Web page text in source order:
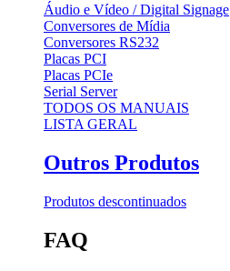
Áudio e Vídeo / Digital Signage
Conversores de Mídia
Conversores RS232
Placas PCI
Placas PCIe
Serial Server
TODOS OS MANUAIS
LISTA GERAL
Outros Produtos
Produtos descontinuados
FAQ